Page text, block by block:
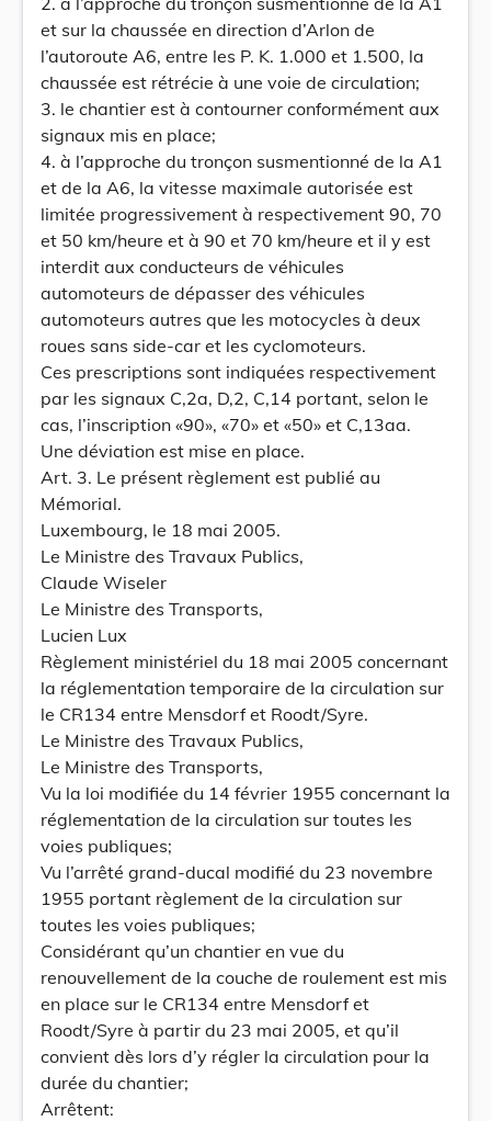
et sur la chaussée en direction d’Arlon de
l’autoroute A6, entre les P. K. 1.000 et 1.500, la
chaussée est rétrécie à une voie de circulation;
3. le chantier est à contourner conformément aux
signaux mis en place;
4. à l’approche du tronçon susmentionné de la A1
et de la A6, la vitesse maximale autorisée est
limitée progressivement à respectivement 90, 70
et 50 km/heure et à 90 et 70 km/heure et il y est
interdit aux conducteurs de véhicules
automoteurs de dépasser des véhicules
automoteurs autres que les motocycles à deux
roues sans side-car et les cyclomoteurs.
Ces prescriptions sont indiquées respectivement
par les signaux C,2a, D,2, C,14 portant, selon le
cas, l’inscription «90», «70» et «50» et C,13aa.
Une déviation est mise en place.
Art. 3. Le présent règlement est publié au
Mémorial.
Luxembourg, le 18 mai 2005.
Le Ministre des Travaux Publics,
Claude Wiseler
Le Ministre des Transports,
Lucien Lux
Règlement ministériel du 18 mai 2005 concernant
la réglementation temporaire de la circulation sur
le CR134 entre Mensdorf et Roodt/Syre.
Le Ministre des Travaux Publics,
Le Ministre des Transports,
Vu la loi modifiée du 14 février 1955 concernant la
réglementation de la circulation sur toutes les
voies publiques;
Vu l’arrêté grand-ducal modifié du 23 novembre
1955 portant règlement de la circulation sur
toutes les voies publiques;
Considérant qu’un chantier en vue du
renouvellement de la couche de roulement est mis
en place sur le CR134 entre Mensdorf et
Roodt/Syre à partir du 23 mai 2005, et qu’il
convient dès lors d’y régler la circulation pour la
durée du chantier;
Arrêtent: